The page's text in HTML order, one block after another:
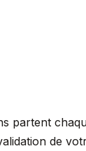
partent
de